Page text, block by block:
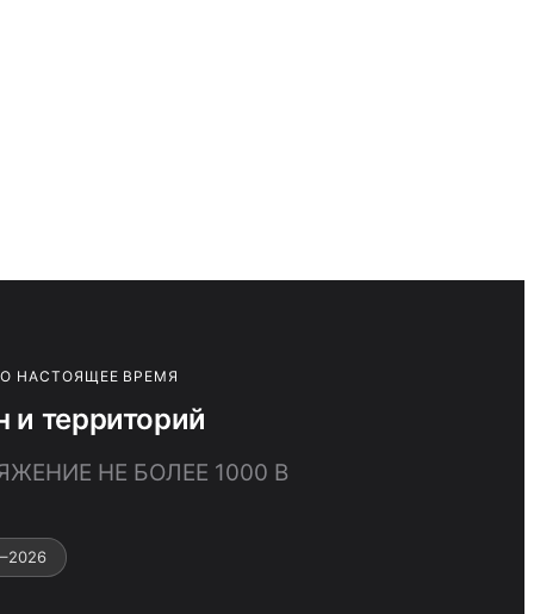
НАСТОЯЩЕЕ ВРЕМЯ
и территорий
НЕ БОЛЕЕ 1000 В